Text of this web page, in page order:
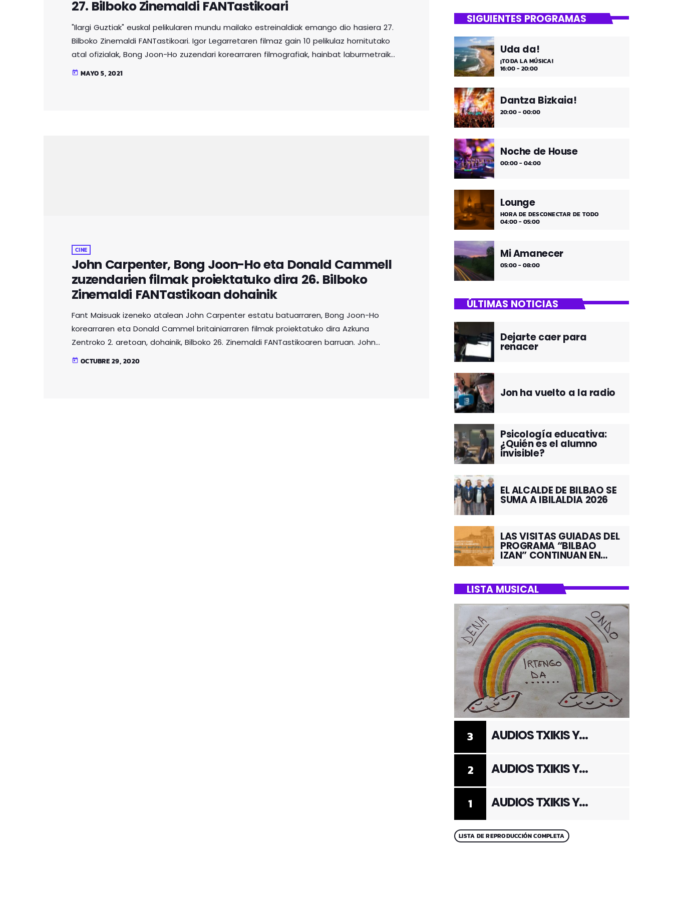
27. Bilboko Zinemaldi FANTastikoari
"Ilargi Guztiak" euskal pelikularen mundu mailako estreinaldiak emango dio hasiera 27.
Bilboko Zinemaldi FANTastikoari. Igor Legarretaren filmaz gain 10 pelikulaz hornitutako
atal ofizialak, Bong Joon-Ho zuzendari korearraren filmografiak, hainbat laburmetraik
eta Palm Springs bezalako mundu mailan ospea lortu duten filmek beteko dute
today MAYO 5, 2021
CINE
John Carpenter, Bong Joon-Ho eta Donald Cammell
zuzendarien filmak proiektatuko dira 26. Bilboko
Zinemaldi FANTastikoan dohainik
Fant Maisuak izeneko atalean John Carpenter estatu batuarraren, Bong Joon-Ho
korearraren eta Donald Cammel britainiarraren filmak proiektatuko dira Azkuna
Zentroko 2. aretoan, dohainik, Bilboko 26. Zinemaldi FANTastikoaren barruan. John
Carpenter fantasia eta terrore zuzendari ospetsuaren hiru film ikusi ahalko dira Fant
today OCTUBRE 29, 2020
Mi Remember
medios días y comienzo de tarde de los
fines de semana, de 2 a 4. ¡Disfruta!
SIGUIENTES PROGRAMAS
Uda da!
¡TODA LA MÚSICA!
16:00 - 20:00
Dantza Bizkaia!
20:00 - 00:00
Noche de House
00:00 - 04:00
Lounge
HORA DE DESCONECTAR DE TODO
04:00 - 05:00
Mi Amanecer
05:00 - 08:00
ÚLTIMAS NOTICIAS
Dejarte caer para
renacer
Jon ha vuelto a la radio
Psicología educativa:
¿Quién es el alumno
invisible?
EL ALCALDE DE BILBAO SE
SUMA A IBILALDIA 2026
LAS VISITAS GUIADAS DEL
PROGRAMA “BILBAO
IZAN” CONTINUAN EN
LISTA MUSICAL
1 AUDIOS TXIKIS Y
2 AUDIOS TXIKIS Y
3 AUDIOS TXIKIS Y
LISTA DE REPRODUCCIÓN COMPLETA